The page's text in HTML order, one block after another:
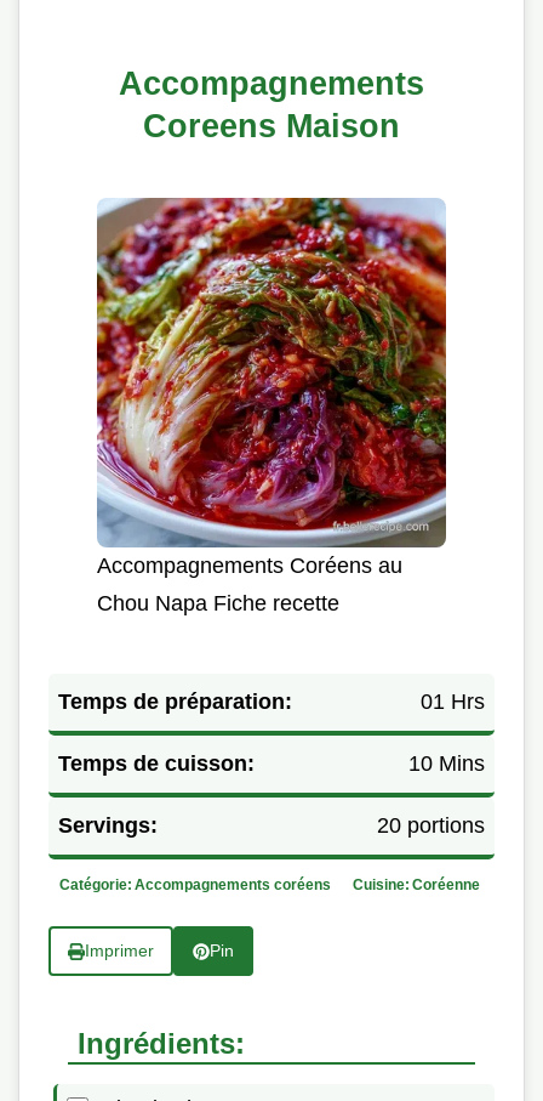
Accompagnements
Coreens Maison
Accompagnements Coréens au
Chou Napa Fiche recette
Temps de préparation: 01 Hrs
Temps de cuisson: 10 Mins
Servings: 20 portions
Catégorie: Accompagnements coréens Cuisine: Coréenne
Imprimer Pin
Ingrédients: